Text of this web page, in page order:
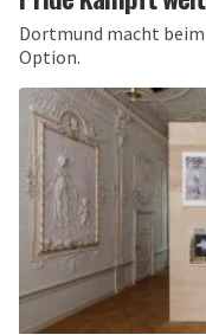
Dortmund macht beim
Option.